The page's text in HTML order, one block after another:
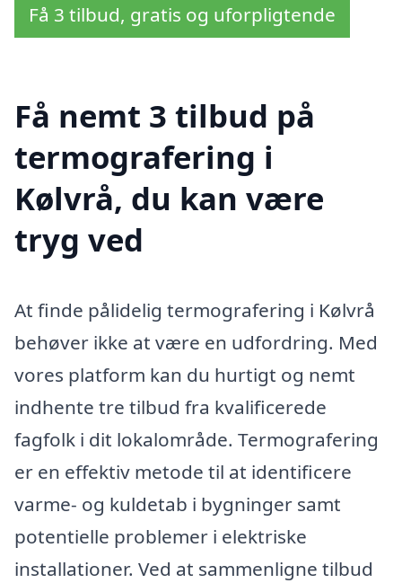
Få 3 tilbud, gratis og uforpligtende
Få nemt 3 tilbud på
termografering i
Kølvrå, du kan være
tryg ved
At finde pålidelig termografering i Kølvrå
behøver ikke at være en udfordring. Med
vores platform kan du hurtigt og nemt
indhente tre tilbud fra kvalificerede
fagfolk i dit lokalområde. Termografering
er en effektiv metode til at identificere
varme- og kuldetab i bygninger samt
potentielle problemer i elektriske
installationer. Ved at sammenligne tilbud